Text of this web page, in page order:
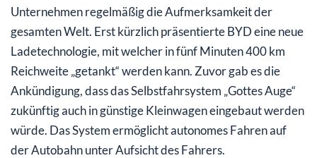
Unternehmen regelmäßig die Aufmerksamkeit der
gesamten Welt. Erst kürzlich präsentierte BYD eine neue
Ladetechnologie, mit welcher in fünf Minuten 400 km
Reichweite „getankt“ werden kann. Zuvor gab es die
Ankündigung, dass das Selbstfahrsystem „Gottes Auge“
zukünftig auch in günstige Kleinwagen eingebaut werden
würde. Das System ermöglicht autonomes Fahren auf
der Autobahn unter Aufsicht des Fahrers.